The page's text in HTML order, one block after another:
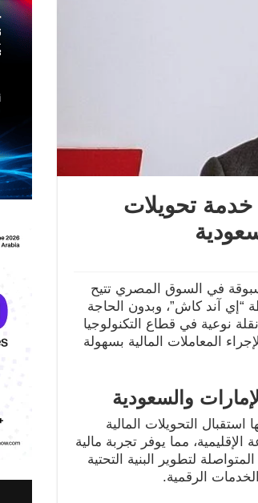
تحويلات
في السوق المصري تتيح
“إي آند كاش”، وبدون الحاجة
نوعية في قطاع التكنولوجيا
المعاملات المالية بسهولة
والسعودية
التحويلات المالية
مما يوفر تجربة مالية
لتطوير البنية التحتية
الرقمية.